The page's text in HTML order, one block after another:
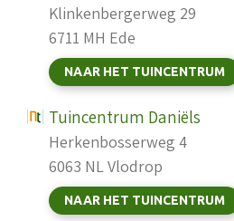
Klinkenbergerweg 29
6711 MH Ede
NAAR HET TUINCENTRUM
Tuincentrum Daniëls
Herkenbosserweg 4
6063 NL Vlodrop
NAAR HET TUINCENTRUM